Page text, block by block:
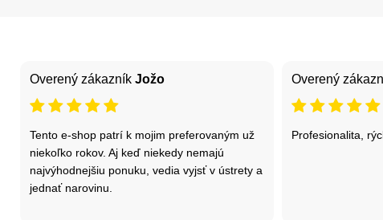
Overený zákazník Jožo
Tento e-shop patrí k mojim preferovaným už
niekoľko rokov. Aj keď niekedy nemajú
najvýhodnejšiu ponuku, vedia vyjsť v ústrety a
jednať narovinu.
Overený
Profesionalita,